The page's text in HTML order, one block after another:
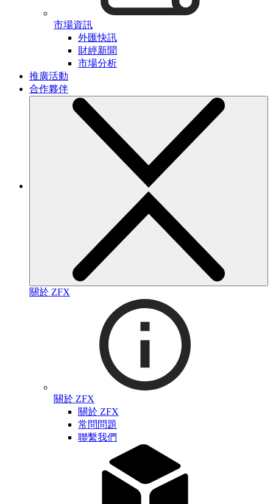
市場資訊
外匯快訊
財經新聞
市場分析
推廣活動
合作夥伴
關於 ZFX
關於 ZFX
關於 ZFX
常問問題
聯繫我們